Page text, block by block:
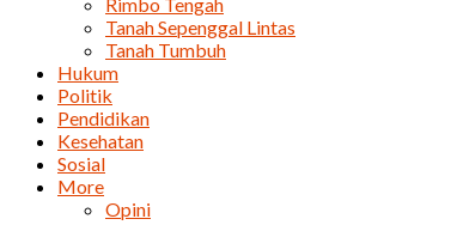
Tanah Sepenggal Lintas
Tanah Tumbuh
Hukum
Politik
Pendidikan
Kesehatan
Sosial
More
Opini